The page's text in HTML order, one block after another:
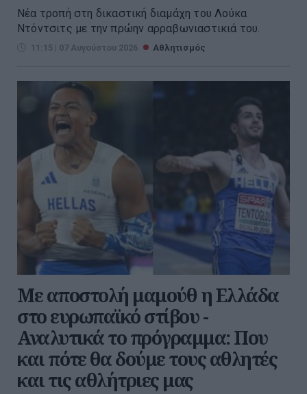
Νέα τροπή στη δικαστική διαμάχη του Λούκα
Ντόντσιτς με την πρώην αρραβωνιαστικιά του.
11:15 | 07 Αυγούστου 2026 Αθλητισμός
Με αποστολή μαμούθ η Ελλάδα
στο ευρωπαϊκό στίβου -
Αναλυτικά το πρόγραμμα: Που
και πότε θα δούμε τους αθλητές
και τις αθλήτριες μας